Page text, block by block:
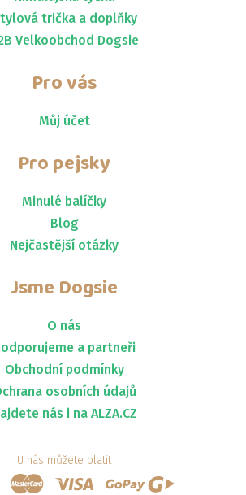
trička a doplňky
Velkoobchod Dogsie
Pro vás
Můj účet
Pro pejsky
Minulé balíčky
Blog
Nejčastější otázky
Jsme Dogsie
O nás
a partneři
Obchodní podmínky
osobních údajů
nás i na ALZA.CZ
U nás můžete platit